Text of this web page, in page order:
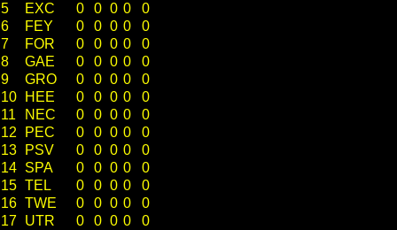
5
EXC 0 0 0 0
0
6
FEY 0 0 0 0
0
7
FOR 0 0 0 0
0
8
GAE 0 0 0 0
0
9
GRO 0 0 0 0
0
10
HEE 0 0 0 0
0
11
NEC 0 0 0 0
0
12
PEC 0 0 0 0
0
13
PSV 0 0 0 0
0
14 SPA 0 0 0 0
0
15 TEL 0 0 0 0
0
16 TWE 0 0 0 0
0
17 UTR 0 0 0 0
0